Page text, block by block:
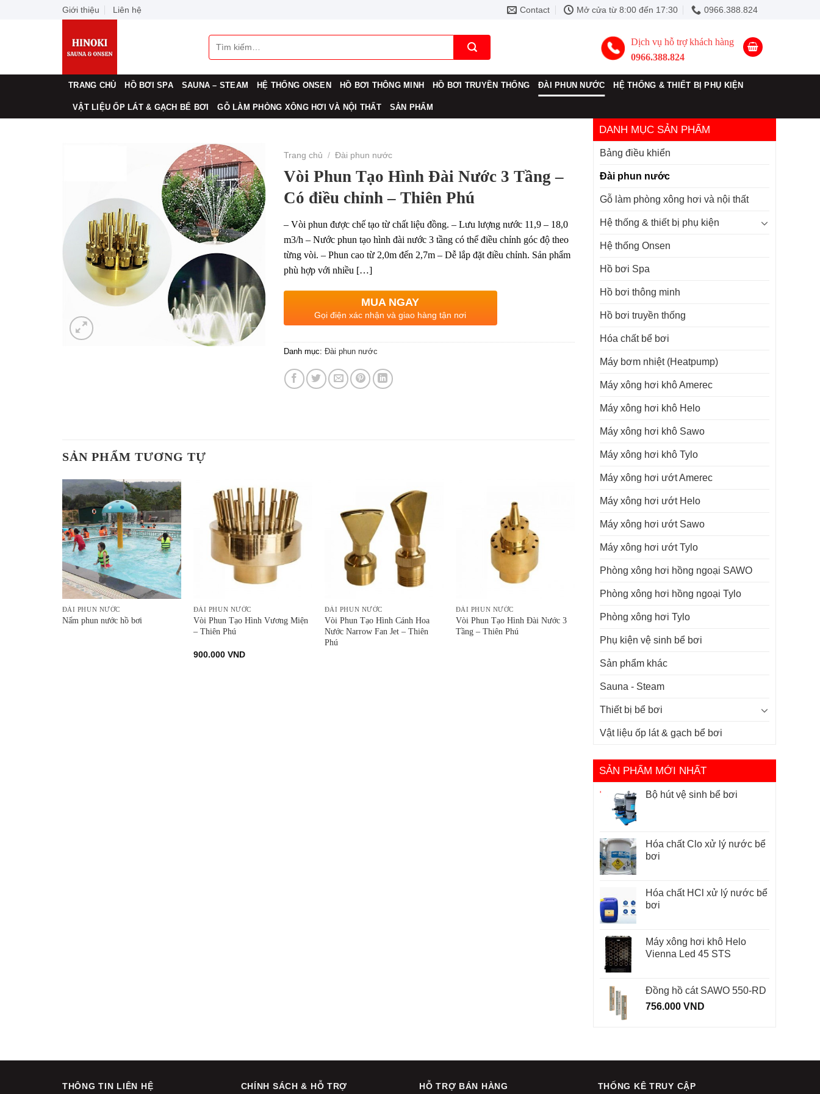
Giới thiệu Liên hệ Contact Mở cửa từ 8:00 đến 17:30 0966.388.824
Tìm
kiếm:
Dịch vụ hỗ trợ khách hàng
0966.388.824
TRANG CHỦ HỒ BƠI SPA SAUNA – STEAM HỆ THỐNG ONSEN HỒ BƠI THÔNG MINH HỒ BƠI TRUYỀN THỐNG ĐÀI PHUN NƯỚC HỆ THỐNG & THIẾT BỊ PHỤ KIỆN
VẬT LIỆU ỐP LÁT & GẠCH BỂ BƠI GỖ LÀM PHÒNG XÔNG HƠI VÀ NỘI THẤT SẢN PHẨM
DANH MỤC SẢN PHẨM
Bảng điều khiển
Đài phun nước
Gỗ làm phòng xông hơi và nội thất
Hệ thống & thiết bị phụ kiện
Hệ thống Onsen
Hồ bơi Spa
Hồ bơi thông minh
Hồ bơi truyền thống
Hóa chất bể bơi
Máy bơm nhiệt (Heatpump)
Máy xông hơi khô Amerec
Máy xông hơi khô Helo
Máy xông hơi khô Sawo
Máy xông hơi khô Tylo
Máy xông hơi ướt Amerec
Máy xông hơi ướt Helo
Máy xông hơi ướt Sawo
Máy xông hơi ướt Tylo
Phòng xông hơi hồng ngoại SAWO
Phòng xông hơi hồng ngoại Tylo
Phòng xông hơi Tylo
Phụ kiện vệ sinh bể bơi
Sản phẩm khác
Sauna - Steam
Thiết bị bể bơi
Vật liệu ốp lát & gạch bể bơi
SẢN PHẨM MỚI NHẤT
Bộ hút vệ sinh bể bơi
Hóa chất Clo xử lý nước bể
bơi
Hóa chất HCl xử lý nước bể
bơi
Máy xông hơi khô Helo
Vienna Led 45 STS
Đồng hồ cát SAWO 550-RD
756.000 VND
Trang chủ / Đài phun nước
Vòi Phun Tạo Hình Đài Nước 3 Tầng –
Có điều chỉnh – Thiên Phú
– Vòi phun được chế tạo từ chất liệu đồng. – Lưu lượng nước 11,9 – 18,0
m3/h – Nước phun tạo hình đài nước 3 tầng có thể điều chỉnh góc độ theo
từng vòi. – Phun cao từ 2,0m đến 2,7m – Dễ lắp đặt điều chỉnh. Sản phẩm
phù hợp với nhiều […]
MUA NGAY
Gọi điện xác nhận và giao hàng tận nơi
Danh mục: Đài phun nước
SẢN PHẨM TƯƠNG TỰ
ĐÀI PHUN NƯỚC
Nấm phun nước hồ bơi
ĐÀI PHUN NƯỚC
Vòi Phun Tạo Hình Vương Miện
– Thiên Phú
900.000 VND
ĐÀI PHUN NƯỚC
Vòi Phun Tạo Hình Cánh Hoa
Nước Narrow Fan Jet – Thiên
Phú
ĐÀI PHUN NƯỚC
Vòi Phun Tạo Hình Đài Nước 3
Tầng – Thiên Phú
THÔNG TIN LIÊN HỆ CHÍNH SÁCH & HỖ TRỢ HỖ TRỢ BÁN HÀNG THỐNG KÊ TRUY CẬP